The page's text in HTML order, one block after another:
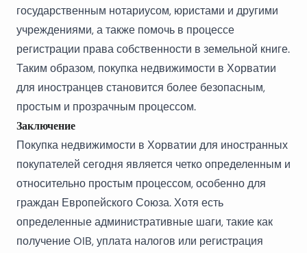
государственным нотариусом, юристами и другими
учреждениями, а также помочь в процессе
регистрации права собственности в земельной книге.
Таким образом, покупка недвижимости в Хорватии
для иностранцев становится более безопасным,
простым и прозрачным процессом.
Заключение
Покупка недвижимости в Хорватии для иностранных
покупателей сегодня является четко определенным и
относительно простым процессом, особенно для
граждан Европейского Союза. Хотя есть
определенные административные шаги, такие как
получение OIB, уплата налогов или регистрация